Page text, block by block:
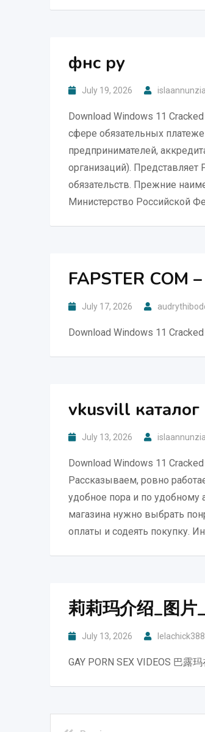
фнс ру
July 19, 2026
Download Windows 11
сфере обязательных
предпринимателей,
организаций).
обязательств. Прежние
Министерство Российской
FAPSTER COM
July 17, 2026
Download Windows 11 Cracked
vkusvill каталог
July 13, 2026
Download Windows 11
Рассказываем, ровно
удобное пора и по удобному
магазина нужно выбрать
оплаты и содеять покупку.
莉莉玛介绍_图
July 13, 2026 lelachick388
GAY PORN SEX VIDEOS 巴露